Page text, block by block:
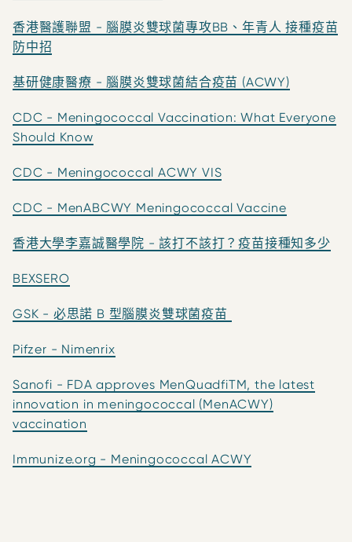
香港醫護聯盟 - 腦膜炎雙球菌專攻BB、年青人 接種疫苗
防中招
基研健康醫療 - 腦膜炎雙球菌結合疫苗 (ACWY)
CDC - Meningococcal Vaccination: What Everyone
Should Know
CDC - Meningococcal ACWY VIS
CDC - MenABCWY Meningococcal Vaccine
香港大學李嘉誠醫學院 - 該打不該打？疫苗接種知多少
BEXSERO
GSK - 必思諾 B 型腦膜炎雙球菌疫苗
Pifzer - Nimenrix
Sanofi - FDA approves MenQuadfiTM, the latest
innovation in meningococcal (MenACWY)
vaccination
Immunize.org - Meningococcal ACWY